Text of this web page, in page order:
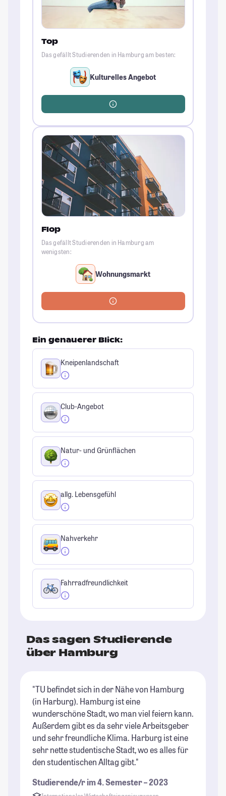
Top
Das gefällt Studierenden in Hamburg am besten:
Kulturelles Angebot
Flop
Das gefällt Studierenden in Hamburg am
wenigsten:
Wohnungsmarkt
Ein genauerer Blick:
Kneipenlandschaft
Club-Angebot
Natur- und Grünflächen
allg. Lebensgefühl
Nahverkehr
Fahrradfreundlichkeit
Das sagen Studierende
über Hamburg
"TU befindet sich in der Nähe von Hamburg
(in Harburg). Hamburg ist eine
wunderschöne Stadt, wo man viel feiern kann.
Außerdem gibt es da sehr viele Arbeitsgeber
und sehr freundliche Klima. Harburg ist eine
sehr nette studentische Stadt, wo es alles für
den studentischen Alltag gibt."
Studierende/r im 4. Semester – 2023